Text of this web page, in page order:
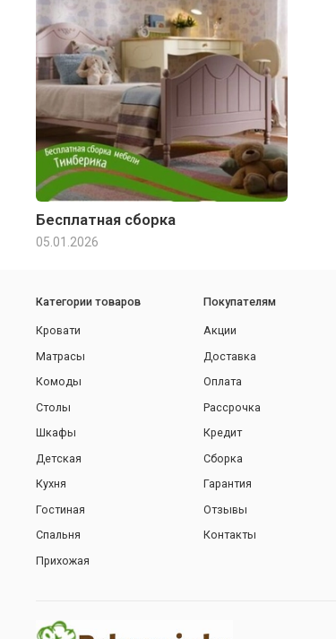
Бесплатная сборка
05.01.2026
Категории товаров
Кровати
Матрасы
Комоды
Столы
Шкафы
Детская
Кухня
Гостиная
Спальня
Прихожая
Покупателям
Акции
Доставка
Оплата
Рассрочка
Кредит
Сборка
Гарантия
Отзывы
Контакты